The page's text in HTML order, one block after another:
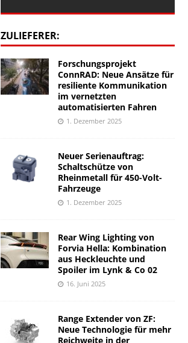
ZULIEFERER:
Forschungsprojekt
ConnRAD: Neue Ansätze für
resiliente Kommunikation
im vernetzten
automatisierten Fahren
1. Dezember 2025
Neuer Serienauftrag:
Schaltschütze von
Rheinmetall für 450-Volt-
Fahrzeuge
1. Dezember 2025
Rear Wing Lighting von
Forvia Hella: Kombination
aus Heckleuchte und
Spoiler im Lynk & Co 02
16. Juni 2025
Range Extender von ZF:
Neue Technologie für mehr
Reichweite in der